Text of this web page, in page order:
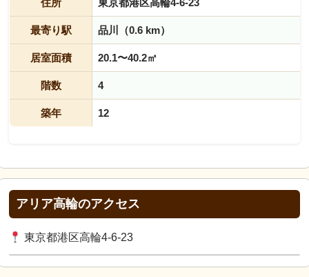
住所 東京都港区高輪4-6-23
最寄り駅 品川（0.6 km）
居室面積 20.1〜40.2㎡
階数 4
築年 12
アリア高輪のアクセス
東京都港区高輪4-6-23